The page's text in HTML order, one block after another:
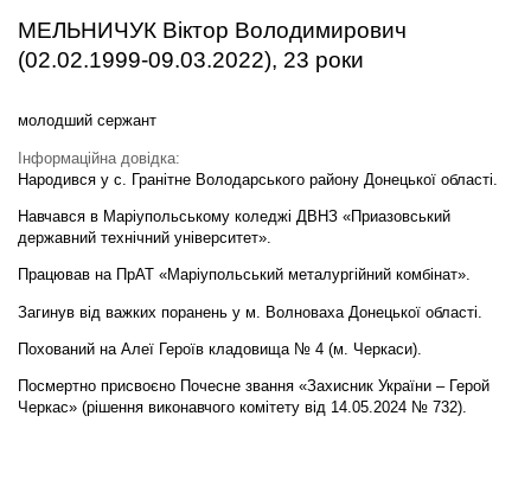
МЕЛЬНИЧУК Віктор Володимирович
(02.02.1999-09.03.2022), 23 роки
молодший сержант
Інформаційна довідка:
Народився у с. Гранітне Володарського району Донецької області.
Навчався в Маріупольському коледжі ДВНЗ «Приазовський
державний технічний університет».
Працював на ПрАТ «Маріупольський металургійний комбінат».
Загинув від важких поранень у м. Волноваха Донецької області.
Похований на Алеї Героїв кладовища № 4 (м. Черкаси).
Посмертно присвоєно Почесне звання «Захисник України – Герой
Черкас» (рішення виконавчого комітету від 14.05.2024 № 732).